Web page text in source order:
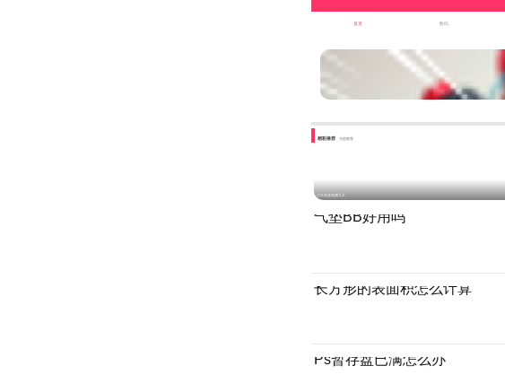
首页 数码
精彩推荐 为您推荐
过年高速免费几天
气垫BB好用吗
长方形的表面积怎么计算
Ps暂存盘已满怎么办